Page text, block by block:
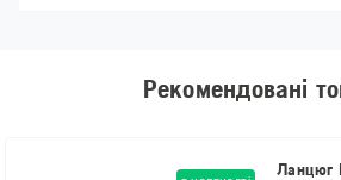
Рекомендовані
Ланцюг